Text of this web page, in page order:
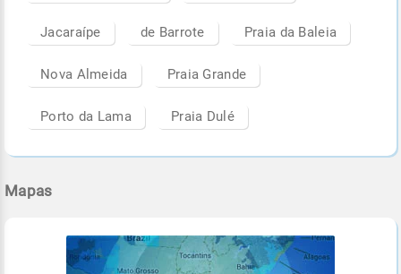
Jacaraípe de Barrote Praia da Baleia
Nova Almeida Praia Grande
Porto da Lama Praia Dulé
Mapas